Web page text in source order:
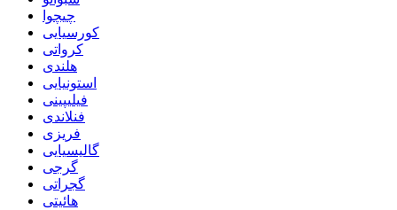
چیچوا
کورسیایی
کرواتی
هلندی
استونیایی
فیلیپینی
فنلاندی
فریزی
گالیسیایی
گرجی
گجراتی
هائیتی